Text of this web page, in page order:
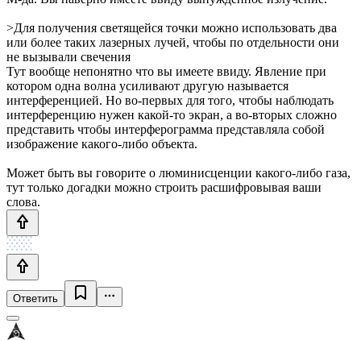
>Для получения светящейся точки можно использовать два
или более таких лазерных лучей, чтобы по отдельности они
не вызывали свечения
Тут вообще непонятно что вы имеете ввиду. Явление при
котором одна волна усиливают другую называется
интерференцией. Но во-первых для того, чтобы наблюдать
интерференцию нужен какой-то экран, а во-вторых сложно
представить чтобы интерферограмма представляла собой
изображение какого-либо объекта.
Может быть вы говорите о люминисценции какого-либо газа,
тут только догадки можно строить расшифровывая ваши
слова.
Ответить